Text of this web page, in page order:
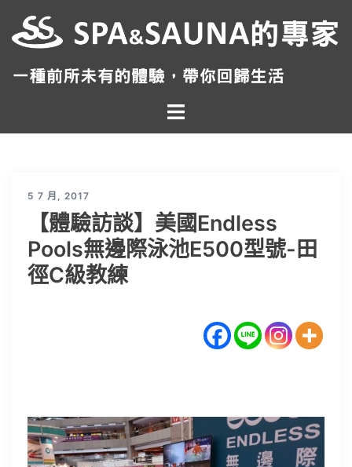
至
Toggle
menu
5 7 月, 2017
【體驗訪談】美國Endless
Pools無邊際泳池E500型號-田
徑C級教練